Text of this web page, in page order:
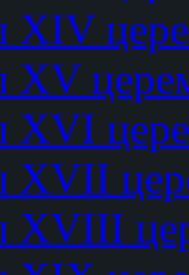
XIV
XV
XVI
XVII
XVIII